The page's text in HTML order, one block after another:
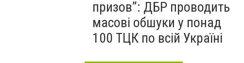
призов”: ДБР проводить
масові обшуки у понад
100 ТЦК по всій Україні